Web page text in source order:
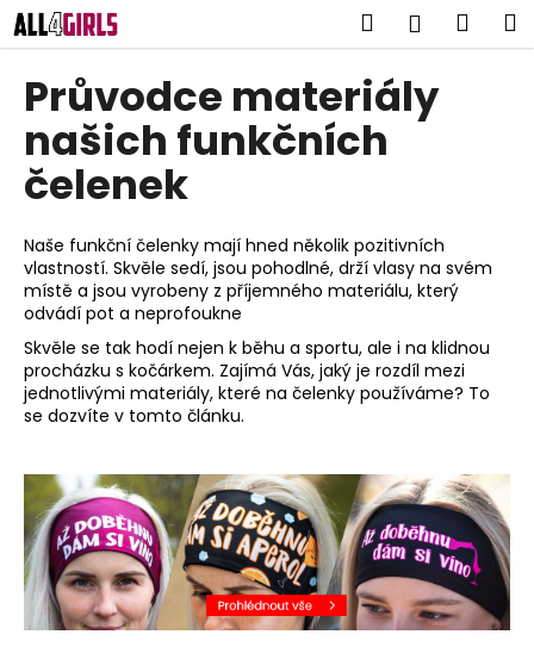
Přejít
na
obsah
Hledat
Průvodce materiály
našich funkčních
čelenek
Naše funkční čelenky mají hned několik pozitivních
vlastností. Skvěle sedí, jsou pohodlné, drží vlasy na svém
místě a jsou vyrobeny z příjemného materiálu, který
odvádí pot a neprofoukne
Skvěle se tak hodí nejen k běhu a sportu, ale i na klidnou
procházku s kočárkem. Zajímá Vás, jaký je rozdíl mezi
jednotlivými materiály, které na čelenky používáme? To
se dozvíte v tomto článku.
K
o
C
o
p
t
ř
e
b
u
j
t
e
n
a
j
í